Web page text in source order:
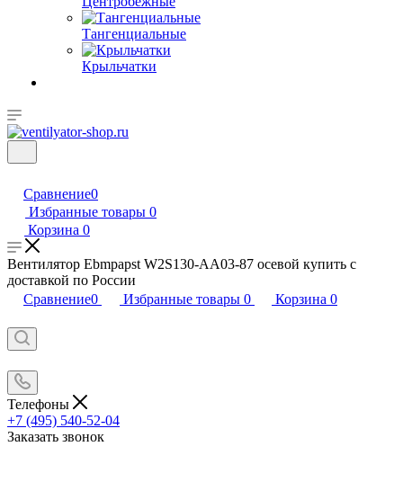
Тангенциальные
Крыльчатки
Сравнение0
Избранные товары 0
Корзина 0
Вентилятор Ebmpapst W2S130-AA03-87 осевой купить с
доставкой по России
Сравнение0 Избранные товары 0 Корзина 0
Телефоны
+7 (495) 540-52-04
Заказать звонок